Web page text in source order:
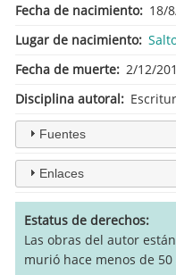
Fecha de nacimiento
18/
Lugar de nacimiento
Fecha de muerte
2/12/
Disciplina autoral
Fuentes
Enlaces
Estatus de derechos
Las obras del autor
murió hace menos de 50